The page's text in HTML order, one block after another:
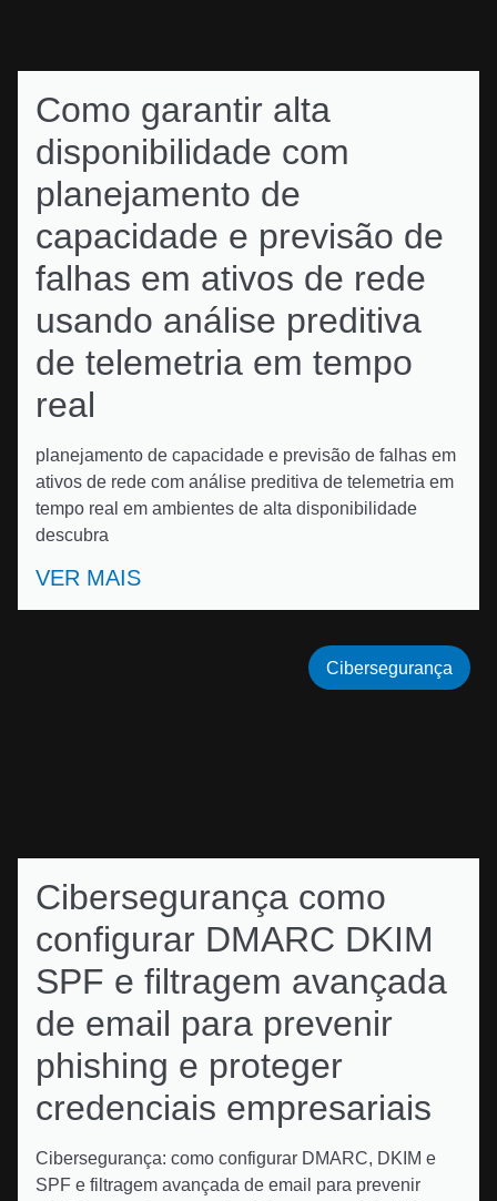
Como garantir alta
disponibilidade com
planejamento de
capacidade e previsão de
falhas em ativos de rede
usando análise preditiva
de telemetria em tempo
real
planejamento de capacidade e previsão de falhas em
ativos de rede com análise preditiva de telemetria em
tempo real em ambientes de alta disponibilidade
descubra
VER MAIS
Cibersegurança como
configurar DMARC DKIM
SPF e filtragem avançada
de email para prevenir
phishing e proteger
credenciais empresariais
Cibersegurança: como configurar DMARC, DKIM e
SPF e filtragem avançada de email para prevenir
Cibersegurança